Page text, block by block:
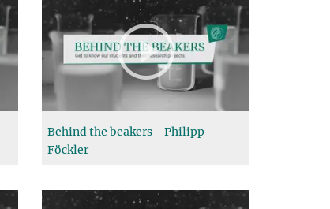
Behind the beakers - Philipp
Föckler